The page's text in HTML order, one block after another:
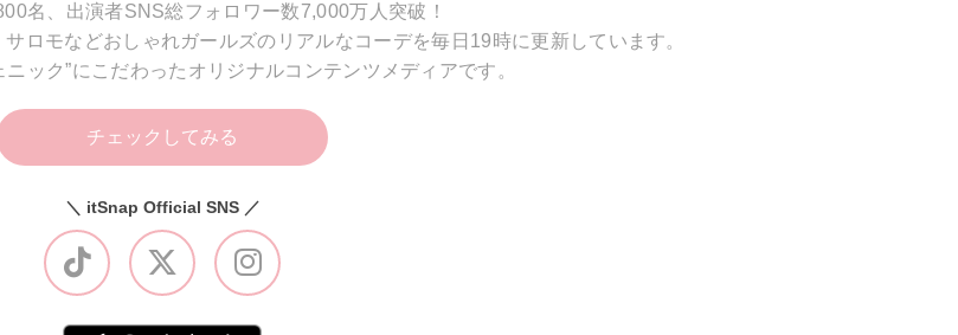
名、出演者SNS総フォロワー数7,000万人突破！
ロモなどおしゃれガールズのリアルなコーデを毎日19時に更新しています。
ニック”にこだわったオリジナルコンテンツメディアです。
チェックしてみる
＼ itSnap Official SNS ／